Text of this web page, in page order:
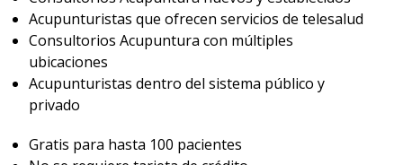
Acupunturistas que ofrecen servicios de telesalud
Consultorios Acupuntura con múltiples
ubicaciones
Acupunturistas dentro del sistema público y
privado
Gratis para hasta 100 pacientes